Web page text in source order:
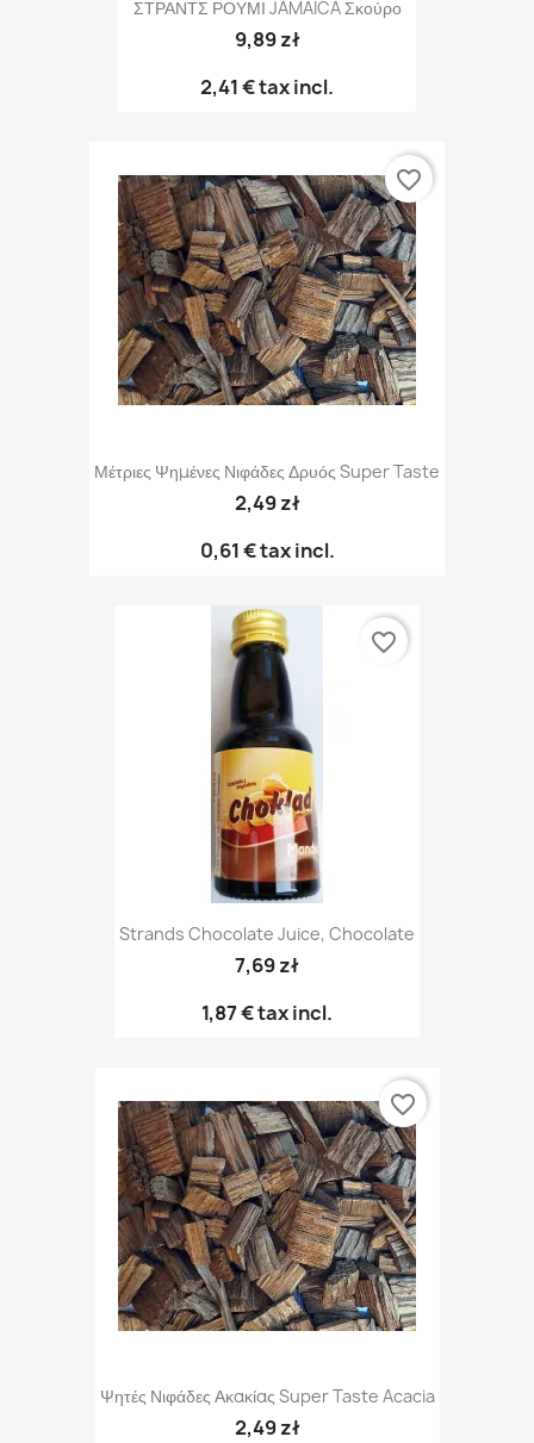
ΣΤΡΑΝΤΣ ΡΟΥΜΙ JAMAICA Σκούρο
9,89 zł
2,41 €tax incl.
Μέτριες Ψημένες Νιφάδες Δρυός Super Taste
2,49 zł
0,61 €tax incl.
favorite_border
Strands Chocolate Juice, Chocolate
7,69 zł
1,87 €tax incl.
favorite_border
Ψητές Νιφάδες Ακακίας Super Taste Acacia
2,49 zł
favorite_border